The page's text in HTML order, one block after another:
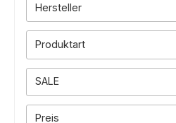
Hersteller
Produktart
SALE
Preis